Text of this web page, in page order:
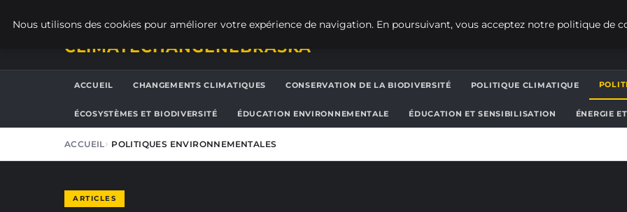
CLIMATECHANGENEBRASKA
ACCUEIL CHANGEMENTS CLIMATIQUES CONSERVATION DE LA BIODIVERSITÉ POLITIQUE CLIMATIQUE
ÉCOSYSTÈMES ET BIODIVERSITÉ ÉDUCATION ENVIRONNEMENTALE ÉDUCATION ET SENSIBILISATION ÉNERGIE
ACCUEIL POLITIQUES ENVIRONNEMENTALES
ARTICLES
Nous utilisons des cookies pour améliorer votre expérience de navigation. En poursuivant, vous acceptez notre politique de